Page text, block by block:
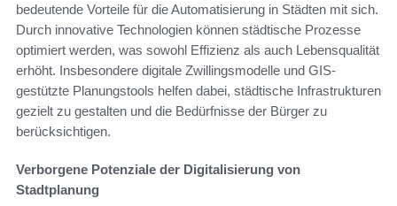
bedeutende Vorteile für die Automatisierung in Städten mit sich.
Durch innovative Technologien können städtische Prozesse
optimiert werden, was sowohl Effizienz als auch Lebensqualität
erhöht. Insbesondere digitale Zwillingsmodelle und GIS-
gestützte Planungstools helfen dabei, städtische Infrastrukturen
gezielt zu gestalten und die Bedürfnisse der Bürger zu
berücksichtigen.
Verborgene Potenziale der Digitalisierung von
Stadtplanung